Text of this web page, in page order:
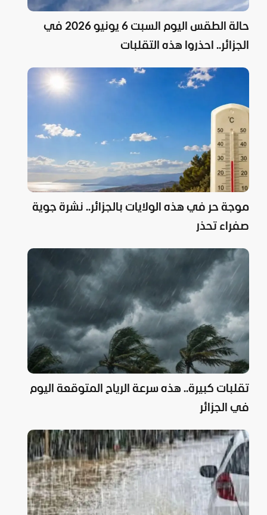
حالة الطقس اليوم السبت 6 يونيو 2026 في
الجزائر.. احذروا هذه التقلبات
موجة حر في هذه الولايات بالجزائر.. نشرة جوية
صفراء تحذر
تقلبات كبيرة.. هذه سرعة الرياح المتوقعة اليوم
في الجزائر